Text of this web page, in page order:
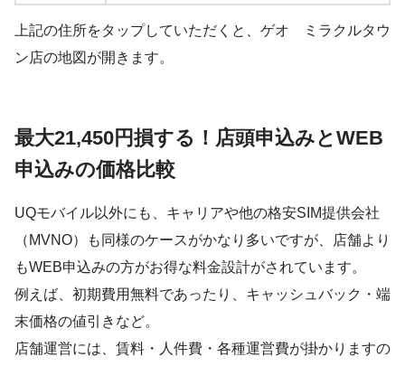
上記の住所をタップしていただくと、ゲオ ミラクルタウ
ン店の地図が開きます。
最大21,450円損する！店頭申込みとWEB
申込みの価格比較
UQモバイル以外にも、キャリアや他の格安SIM提供会社
（MVNO）も同様のケースがかなり多いですが、店舗より
もWEB申込みの方がお得な料金設計がされています。
例えば、初期費用無料であったり、キャッシュバック・端
末価格の値引きなど。
店舗運営には、賃料・人件費・各種運営費が掛かりますの